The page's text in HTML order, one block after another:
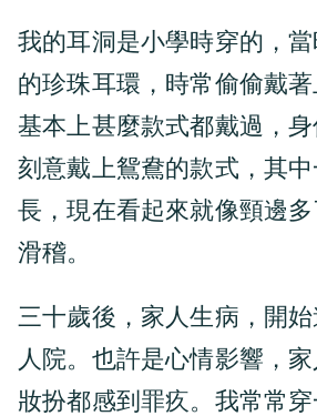
我的耳洞是小學時穿的，
的珍珠耳環，時常偷偷戴
基本上甚麼款式都戴過，
刻意戴上鴛鴦的款式，其
長，現在看起來就像頸邊
滑稽。
三十歲後，家人生病，開
人院。也許是心情影響，
妝扮都感到罪疚。我常常